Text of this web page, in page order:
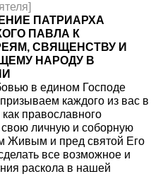
ПАТРИАРХА
ПАВЛА К
СВЯЩЕНСТВУ И
НАРОДУ В
в едином Господе
каждого из вас в
как православного
свою личную и соборную
Живым и пред святой Его
все возможное и
раскола в нашей